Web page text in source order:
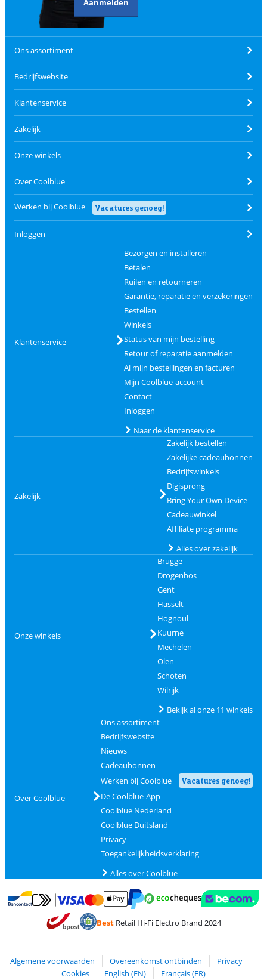
Aanmelden
Ons assortiment
Bedrijfswebsite
Klantenservice
Zakelijk
Onze winkels
Over Coolblue
Werken bij Coolblue Vacatures genoeg!
Inloggen
Klantenservice
Bezorgen en installeren
Betalen
Ruilen en retourneren
Garantie, reparatie en verzekeringen
Bestellen
Winkels
Status van mijn bestelling
Retour of reparatie aanmelden
Al mijn bestellingen en facturen
Mijn Coolblue-account
Contact
Inloggen
Naar de klantenservice
Zakelijk
Zakelijk bestellen
Zakelijke cadeaubonnen
Bedrijfswinkels
Digisprong
Bring Your Own Device
Cadeauwinkel
Affiliate programma
Alles over zakelijk
Onze winkels
Brugge
Drogenbos
Gent
Hasselt
Hognoul
Kuurne
Mechelen
Olen
Schoten
Wilrijk
Bekijk al onze 11 winkels
Over Coolblue
Ons assortiment
Bedrijfswebsite
Nieuws
Cadeaubonnen
Werken bij Coolblue
Vacatures genoeg!
De Coolblue-App
Coolblue Nederland
Coolblue Duitsland
Privacy
Toegankelijkheidsverklaring
Alles over Coolblue
Betalen met Bancontact
Betalen met MasterCard en Visa via ClickToPay
Betalen met PayPal
BestRetail Hi-Fi Electro Brand 2024
Algemene voorwaarden Overeenkomst ontbinden
Privacy
Cookies
English (EN) Français (FR)